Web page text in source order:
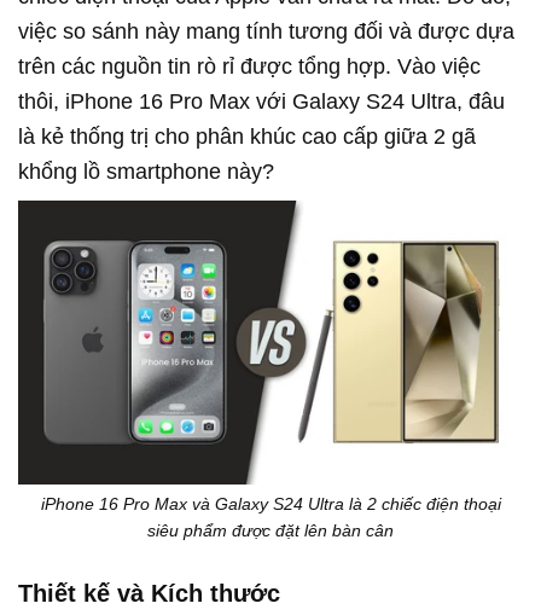
việc so sánh này mang tính tương đối và được dựa
trên các nguồn tin rò rỉ được tổng hợp. Vào việc
thôi, iPhone 16 Pro Max với Galaxy S24 Ultra, đâu
là kẻ thống trị cho phân khúc cao cấp giữa 2 gã
khổng lồ smartphone này?
iPhone 16 Pro Max và Galaxy S24 Ultra là 2 chiếc điện thoại
siêu phẩm được đặt lên bàn cân
Thiết kế và Kích thước